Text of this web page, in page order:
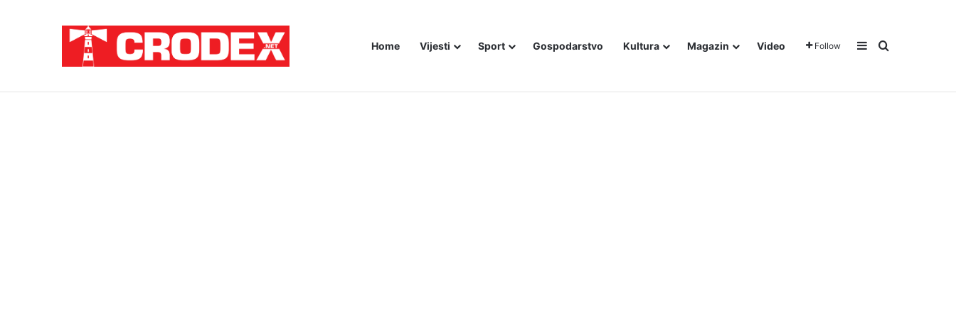
Home Vijesti Sport Gospodarstvo Kultura Magazin Video Follow Sidebar
Traži